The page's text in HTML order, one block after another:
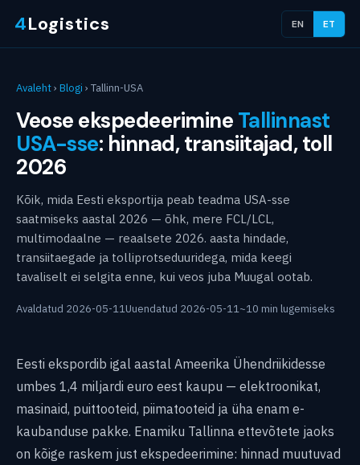
4Logistics EN ET
Avaleht› Blogi › Tallinn-USA
Veose ekspedeerimine Tallinnast
USA-sse: hinnad, transiitajad, toll
2026
Kõik, mida Eesti eksportija peab teadma USA-sse
saatmiseks aastal 2026 — õhk, mere FCL/LCL,
multimodaalne — reaalsete 2026. aasta hindade,
transiitaegade ja tolliprotseduuridega, mida keegi
tavaliselt ei selgita enne, kui veos juba Muugal ootab.
Avaldatud 2026-05-11Uuendatud 2026-05-11~10 min lugemiseks
Eesti ekspordib igal aastal Ameerika Ühendriikidesse
umbes 1,4 miljardi euro eest kaupu — elektroonikat,
masinaid, puittooteid, piimatooteid ja üha enam e-
kaubanduse pakke. Enamiku Tallinna ettevõtete jaoks
on kõige raskem just ekspedeerimine: hinnad muutuvad